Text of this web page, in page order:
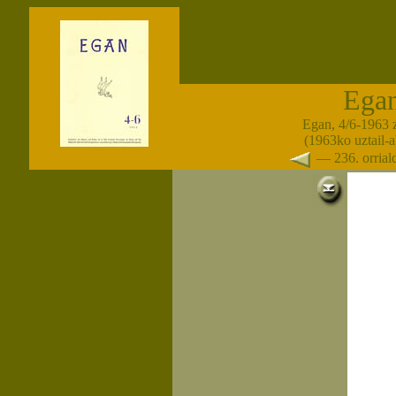
Egan, 4/6-1963
(1963ko uztail-
— 236.